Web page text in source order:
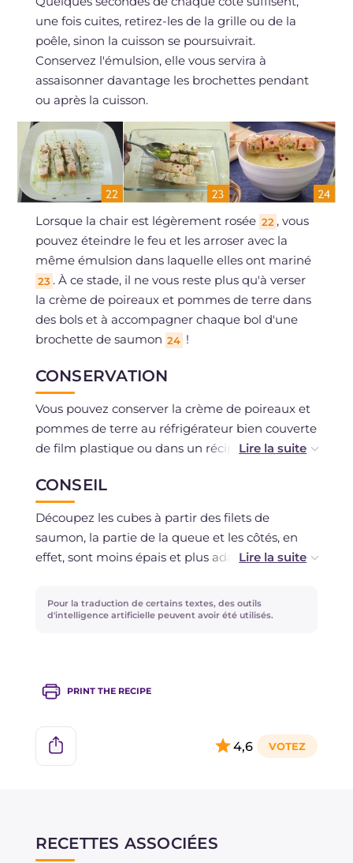
une fois cuites, retirez-les de la grille ou de la
poêle, sinon la cuisson se poursuivrait.
Conservez l'émulsion, elle vous servira à
assaisonner davantage les brochettes pendant
ou après la cuisson.
Lorsque la chair est légèrement rosée 22 , vous
pouvez éteindre le feu et les arroser avec la
même émulsion dans laquelle elles ont mariné
23 . À ce stade, il ne vous reste plus qu'à verser
la crème de poireaux et pommes de terre dans
des bols et à accompagner chaque bol d'une
brochette de saumon 24 !
CONSERVATION
Vous pouvez conserver la crème de poireaux et
pommes de terre au réfrigérateur bien couverte
de film plastique ou dans un récipient
également la congeler. Il est conseillé de
consommer les brochettes de saumon
immédiatement.
CONSEIL
Découpez les cubes à partir des filets de
saumon, la partie de la queue et les côtés, en
effet, sont moins épais et plus adaptés à la
avec les ingrédients que vous préférez :
remplacez l'aneth par du persil frais,
souhaitez ensuite apporter une touche
de terre, parfumez-la avec une branche de
romarin, que vous retirerez une fois la cuisson
Pour la traduction de certains textes, des outils
d'intelligence artificielle peuvent avoir été utilisés.
PRINT THE RECIPE
4,6
RECETTES ASSOCIÉES